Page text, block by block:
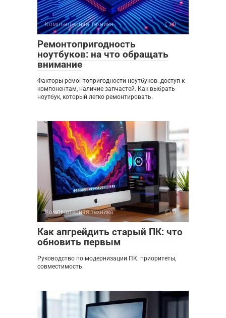
Компьютерная техника 0
Ремонтопригодность
ноутбуков: на что обращать
внимание
Факторы ремонтопригодности ноутбуков: доступ к
компонентам, наличие запчастей. Как выбрать
ноутбук, который легко ремонтировать.
Компьютерная техника 0
Как апгрейдить старый ПК: что
обновить первым
Руководство по модернизации ПК: приоритеты,
совместимость.